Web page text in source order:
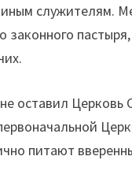
служителям.
законного
оставил
питают